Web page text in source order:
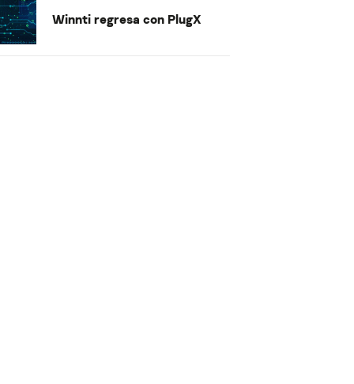
Winnti regresa con PlugX